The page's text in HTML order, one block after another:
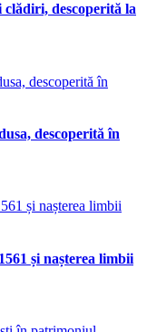
descoperită la
descoperită în
și nașterea limbii